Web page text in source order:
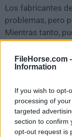
FileHorse.com -
Information
If you wish to opt-
processing of
targeted
section to confirm
opt-out request is
Los fabricantes
problemas, pero
Mientras tanto,
Para aquellos
simplemente haz
Todas las
sitio web son